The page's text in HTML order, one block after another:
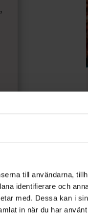
till användarna,
identifierare och
med. Dessa kan i
in när du har